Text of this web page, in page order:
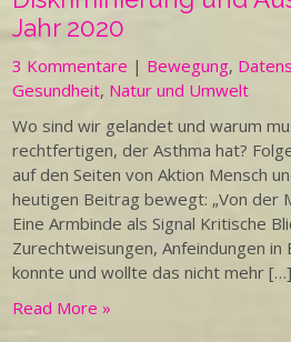
Jahr 2020
3 Kommentare | Bewegung,
Gesundheit, Natur und Umwelt
Wo sind wir gelandet und warum
rechtfertigen, der Asthma hat?
auf den Seiten von Aktion Mensch
heutigen Beitrag bewegt: „Von der
Eine Armbinde als Signal Kritische
Zurechtweisungen, Anfeindungen in
konnte und wollte das nicht mehr […]
Read More »